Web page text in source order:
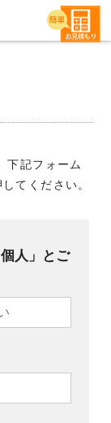
下記フォーム
てください。
人」とご